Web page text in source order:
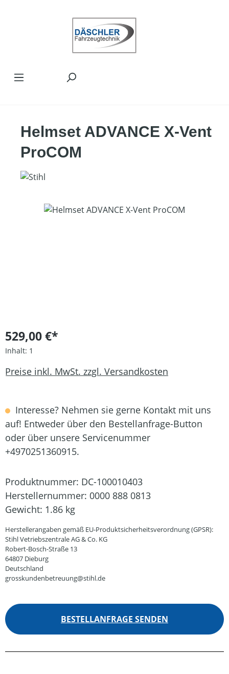
Helmset ADVANCE X-Vent
ProCOM
Bildergalerie überspringen
529,00 €*
Inhalt: 1
Preise inkl. MwSt. zzgl. Versandkosten
Interesse? Nehmen sie gerne Kontakt mit uns
auf! Entweder über den Bestellanfrage-Button
oder über unsere Servicenummer
+4970251360915.
Produktnummer: DC-100010403
Herstellernummer: 0000 888 0813
Gewicht: 1.86 kg
Herstellerangaben gemäß EU-Produktsicherheitsverordnung (GPSR):
Stihl Vetriebszentrale AG & Co. KG
Robert-Bosch-Straße 13
64807 Dieburg
Deutschland
grosskundenbetreuung@stihl.de
BESTELLANFRAGE SENDEN